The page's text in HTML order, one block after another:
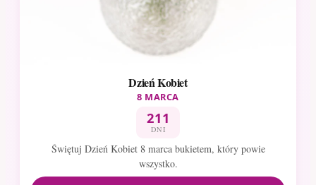
Dzień Kobiet
8 MARCA
211
DNI
Świętuj Dzień Kobiet 8 marca bukietem, który powie
wszystko.